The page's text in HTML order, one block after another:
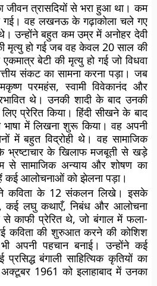
जीवन त्रासदियों से भरा हुआ था। कम
गई। वह लखनऊ के गढ़ाकोला चले गए
उन्होंने बहुत कम उम्र में अनोहर देवी
मृत्यु हो गई जब वह केवल 20 साल की
बेटी की मृत्यु हो गई जो विधवा
संकट का सामना करना पड़ा। जब
परमहंस, स्वामी विवेकानंद और
थे। उनकी शादी के बाद उनकी
प्रेरित किया। हिंदी सीखने के बाद
भाषा में लिखना शुरू किया। वह अपनी
में बहुत विद्रोही थे। वह सामाजिक
भ्रष्टाचार के खिलाफ मजबूती से खड़े
से सामाजिक अन्याय और शोषण का
कई आलोचनाओं को झेलना पड़ा।
ने कविता के 12 संकलन लिखे। इसके
कई लघु कथाएँ, निबंध और आलोचना
से काफी प्रेरित थे, जो बंगाल में फला-
की शुरुआत करने की कोशिश
अपनी पहचान बनाई। उन्होंने कई
बंगाली साहित्यिक कृतियों का
1961 को इलाहाबाद में उनका